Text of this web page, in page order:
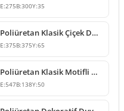
E:275B:300Y:35
Poliüretan Klasik Çiçek Desenli Duvar ve Tavan Süsü
E:375B:375Y:65
Poliüretan Klasik Motifli Dikey Duvar Süsleme Modeli
E:547B:138Y:50